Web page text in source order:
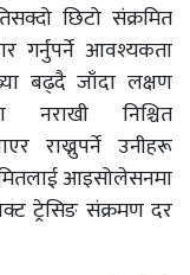
छिटो संक्रमित
गर्नुपर्ने आवश्यकता
बढ्दै जाँदा लक्षण
नराखी निश्चित
राख्नुपर्ने उनीहरू
आइसोलेसनमा
ट्रेसिङ संक्रमण दर